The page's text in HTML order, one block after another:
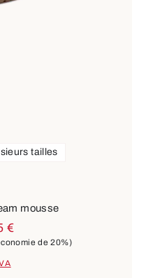
tailles
mousse
€
de 20%)